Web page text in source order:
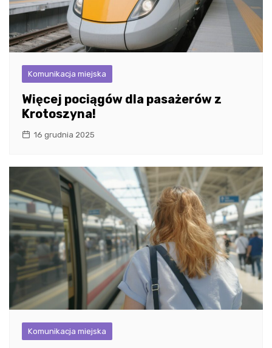
Komunikacja miejska
Więcej pociągów dla pasażerów z
Krotoszyna!
16 grudnia 2025
Komunikacja miejska